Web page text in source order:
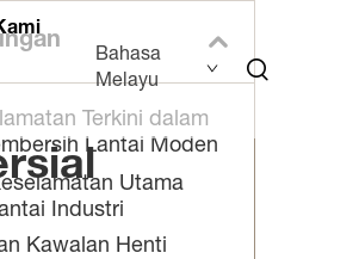
Bahasa
Melayu
Terkini dalam
Lantai Moden
Utama
Industri
Kawalan Henti